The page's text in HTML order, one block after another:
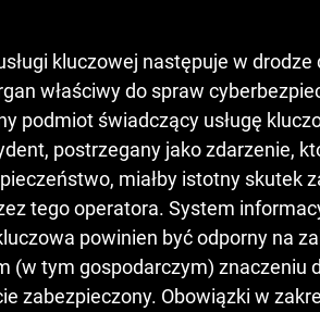
kluczowej następuje w drodze
właściwy do spraw
podmiot świadczący usługę
postrzegany jako zdarzenie,
miałby istotny skutek
tego operatora. System
powinien być odporny na
(w tym gospodarczym) znaczeniu
zabezpieczony. Obowiązki w